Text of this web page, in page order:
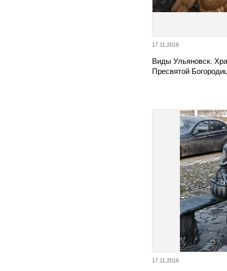
17.11.2016
Виды Ульяновск.
Пресвятой
17.11.2016